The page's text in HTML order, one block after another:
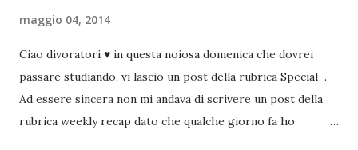
maggio 04, 2014
Ciao divoratori ♥ in questa noiosa domenica che dovrei
passare studiando, vi lascio un post della rubrica Special .
Ad essere sincera non mi andava di scrivere un post della
rubrica weekly recap dato che qualche giorno fa ho